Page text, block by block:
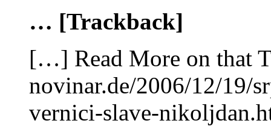
… [Trackback]
[…] Read More on that
novinar.de/2006/12/19/
vernici-slave-